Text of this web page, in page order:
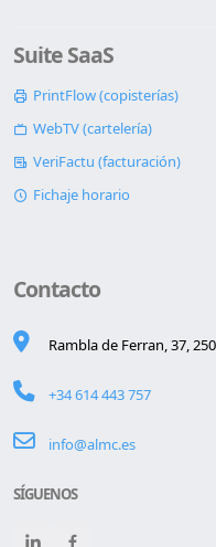
Suite SaaS
PrintFlow (copisterías)
WebTV (cartelería)
VeriFactu (facturación)
Fichaje horario
Contacto
Rambla de Ferran, 37,
+34 614 443 757
info@almc.es
SÍGUENOS